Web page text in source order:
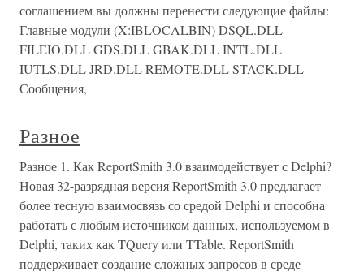
соглашением вы должны перенести следующие файлы:
Главные модули (X:IBLOCALBIN) DSQL.DLL
FILEIO.DLL GDS.DLL GBAK.DLL INTL.DLL
IUTLS.DLL JRD.DLL REMOTE.DLL STACK.DLL
Сообщения,
Разное
Разное 1. Как ReportSmith 3.0 взаимодействует с Delphi?
Новая 32-разрядная версия ReportSmith 3.0 предлагает
более тесную взаимосвязь со средой Delphi и способна
работать с любым источником данных, используемом в
Delphi, таких как TQuery или TTable. ReportSmith
поддерживает создание сложных запросов в среде